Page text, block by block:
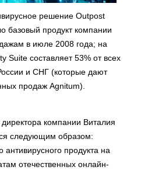
решение Outpost
базовый продукт компании
в июле 2008 года; на
Suite составляет 53% от всех
и СНГ (которые дают
продаж Agnitum).
компании Виталия
следующим образом:
продукта на
отечественных онлайн-